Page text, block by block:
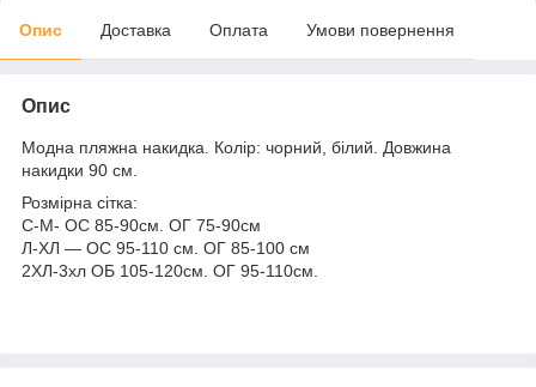
Опис Доставка Оплата Умови повернення
Опис
Модна пляжна накидка. Колір: чорний, білий. Довжина
накидки 90 см.
Розмірна сітка:
С-M- ОС 85-90см. ОГ 75-90см
Л-ХЛ — ОС 95-110 см. ОГ 85-100 см
2ХЛ-3хл ОБ 105-120см. ОГ 95-110см.